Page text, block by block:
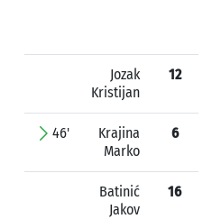
Jozak
Kristijan
12
46'
Krajina
Marko
6
Batinić
Jakov
16